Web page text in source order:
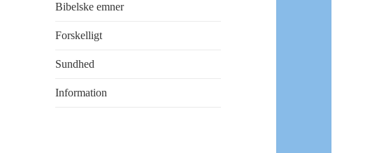
Bibelske emner
Forskelligt
Sundhed
Information